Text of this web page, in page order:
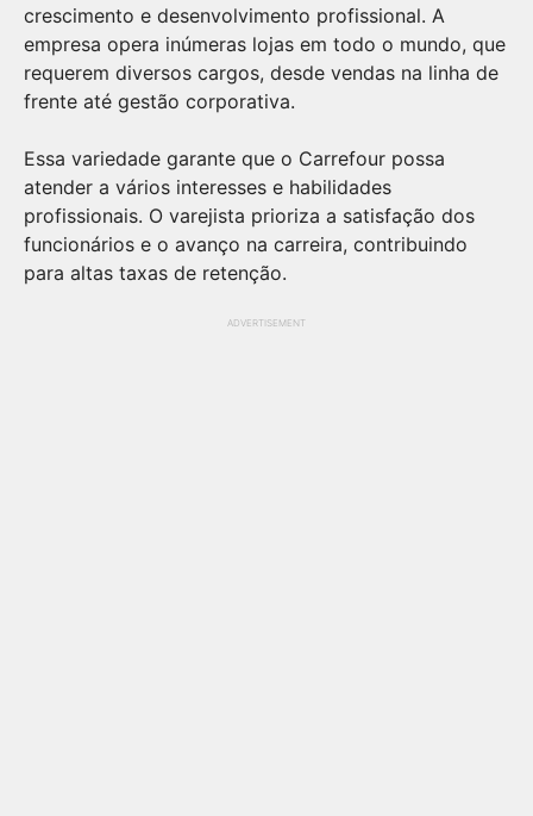
crescimento e desenvolvimento profissional. A
empresa opera inúmeras lojas em todo o mundo, que
requerem diversos cargos, desde vendas na linha de
frente até gestão corporativa.
Essa variedade garante que o Carrefour possa
atender a vários interesses e habilidades
profissionais. O varejista prioriza a satisfação dos
funcionários e o avanço na carreira, contribuindo
para altas taxas de retenção.
ADVERTISEMENT